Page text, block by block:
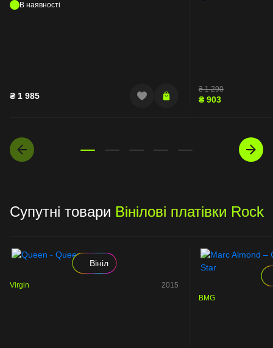
В наявності
₴ 1 985
₴1 290
₴ 903
Супутні товари Вінілові платівки Rock
Вініл
Virgin 2015
BMG